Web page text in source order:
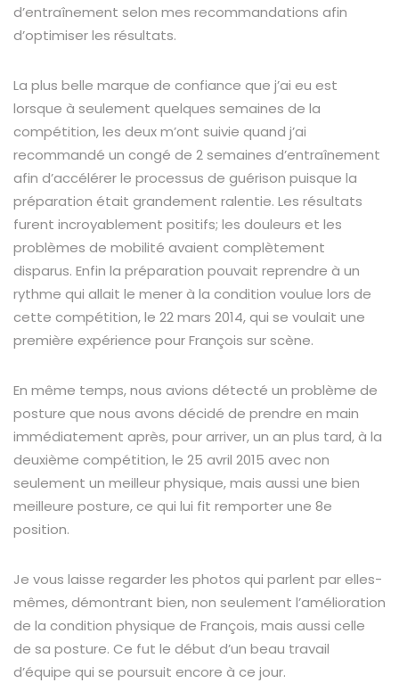
d’entraînement selon mes recommandations afin
d’optimiser les résultats.
La plus belle marque de confiance que j’ai eu est
lorsque à seulement quelques semaines de la
compétition, les deux m’ont suivie quand j’ai
recommandé un congé de 2 semaines d’entraînement
afin d’accélérer le processus de guérison puisque la
préparation était grandement ralentie. Les résultats
furent incroyablement positifs; les douleurs et les
problèmes de mobilité avaient complètement
disparus. Enfin la préparation pouvait reprendre à un
rythme qui allait le mener à la condition voulue lors de
cette compétition, le 22 mars 2014, qui se voulait une
première expérience pour François sur scène.
En même temps, nous avions détecté un problème de
posture que nous avons décidé de prendre en main
immédiatement après, pour arriver, un an plus tard, à la
deuxième compétition, le 25 avril 2015 avec non
seulement un meilleur physique, mais aussi une bien
meilleure posture, ce qui lui fit remporter une 8e
position.
Je vous laisse regarder les photos qui parlent par elles-
mêmes, démontrant bien, non seulement l’amélioration
de la condition physique de François, mais aussi celle
de sa posture. Ce fut le début d’un beau travail
d’équipe qui se poursuit encore à ce jour.